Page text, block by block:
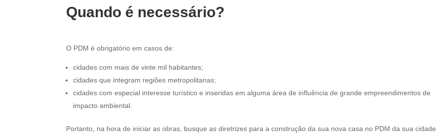
Quando é necessário?
O PDM é obrigatório em casos de:
cidades com mais de vinte mil habitantes;
cidades que integram regiões metropolitanas;
cidades com especial interesse turístico e inseridas em alguma área de influência de grande empreendimentos de
impacto ambiental.
Portanto, na hora de iniciar as obras, busque as diretrizes para a construção da sua nova casa no PDM da sua cidade.